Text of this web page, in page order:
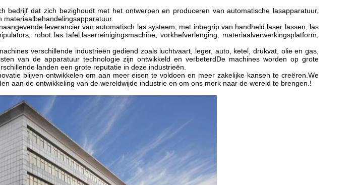
bedrijf dat zich bezighoudt met het ontwerpen en produceren van automatische lasapparatuur,
leverancier van automatisch las systeem, met inbegrip van handheld laser lassen, las
robot las tafel,laserreinigingsmachine, vorkhefverlenging, materiaalverwerkingsplatform,
verschillende industrieën gediend zoals luchtvaart, leger, auto, ketel, drukvat, olie en gas,
van de apparatuur technologie zijn ontwikkeld en verbeterdDe machines worden op grote
landen een grote reputatie in deze industrieën.
blijven ontwikkelen om aan meer eisen te voldoen en meer zakelijke kansen te creëren.We
aan de ontwikkeling van de wereldwijde industrie en om ons merk naar de wereld te brengen.!